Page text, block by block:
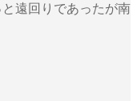
遠回りであったが南